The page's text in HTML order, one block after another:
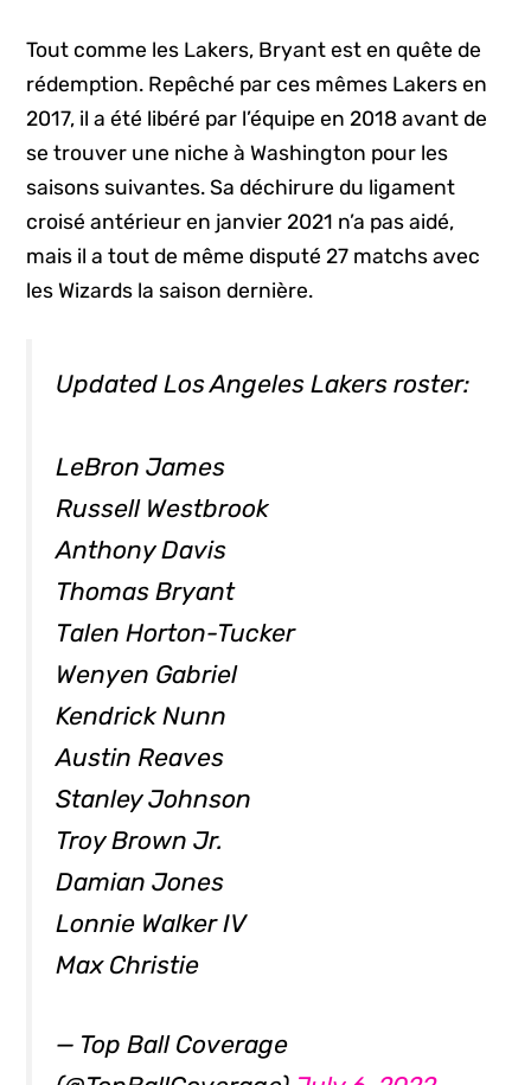
Tout comme les Lakers, Bryant est en quête de
rédemption. Repêché par ces mêmes Lakers en
2017, il a été libéré par l’équipe en 2018 avant de
se trouver une niche à Washington pour les
saisons suivantes. Sa déchirure du ligament
croisé antérieur en janvier 2021 n’a pas aidé,
mais il a tout de même disputé 27 matchs avec
les Wizards la saison dernière.
Updated Los Angeles Lakers roster:
LeBron James
Russell Westbrook
Anthony Davis
Thomas Bryant
Talen Horton-Tucker
Wenyen Gabriel
Kendrick Nunn
Austin Reaves
Stanley Johnson
Troy Brown Jr.
Damian Jones
Lonnie Walker IV
Max Christie
— Top Ball Coverage